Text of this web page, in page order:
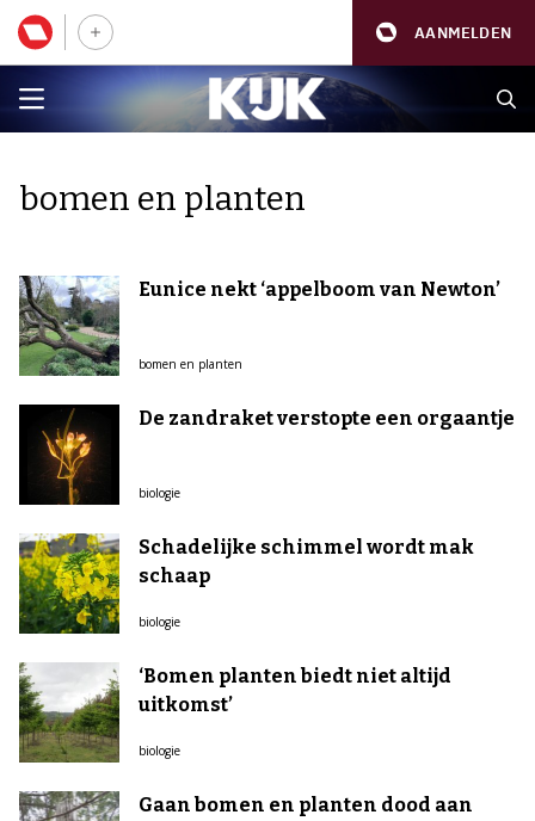
AANMELDEN
bomen en planten
Eunice nekt ‘appelboom van Newton’
bomen en planten
De zandraket verstopte een orgaantje
biologie
Schadelijke schimmel wordt mak
schaap
biologie
‘Bomen planten biedt niet altijd
uitkomst’
biologie
Gaan bomen en planten dood aan